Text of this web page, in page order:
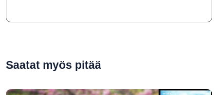
Saatat myös pitää